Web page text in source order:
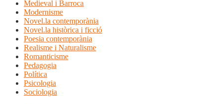
Medieval i Barroca
Modernisme
Novel.la contemporània
Novel.la històrica i ficció
Poesia contemporània
Realisme i Naturalisme
Romanticisme
Pedagogia
Política
Psicologia
Sociologia